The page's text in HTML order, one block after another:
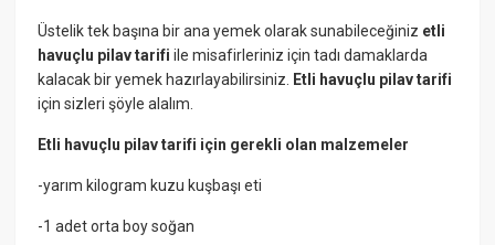
Üstelik tek başına bir ana yemek olarak sunabileceğiniz etli
havuçlu pilav tarifi ile misafirleriniz için tadı damaklarda
kalacak bir yemek hazırlayabilirsiniz.
Etli havuçlu pilav tarifi
için sizleri şöyle alalım.
Etli havuçlu pilav tarifi için gerekli olan malzemeler
-yarım kilogram kuzu kuşbaşı eti
-1 adet orta boy soğan